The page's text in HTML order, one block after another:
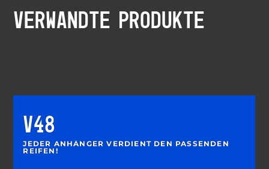
VERWANDTE PRODUKTE
V48
JEDER ANHÄNGER VERDIENT DEN PASSENDEN
REIFEN!